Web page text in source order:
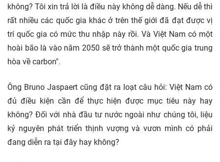
không? Tôi xin trả lời là điều này không dễ dàng. Nếu dễ thì
rất nhiều các quốc gia khác ở trên thế giới đã đạt được vị
trí quốc gia có mức thu nhập này rồi. Và Việt Nam có một
hoài bão là vào năm 2050 sẽ trở thành một quốc gia trung
hòa về carbon".
Ông Bruno Jaspaert cũng đặt ra loạt câu hỏi: Việt Nam có
đủ điều kiện cần để thực hiện được mục tiêu này hay
không? Đối với nhà đầu tư nước ngoài như chúng tôi, liệu
kỷ nguyên phát triển thịnh vượng và vươn mình có phải
đang diễn ra tại đây hay không?